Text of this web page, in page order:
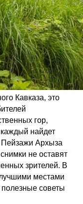
Кавказа, это
гор,
найдет
Пейзажи Архыза
не оставят
зрителей. В
местами
советы